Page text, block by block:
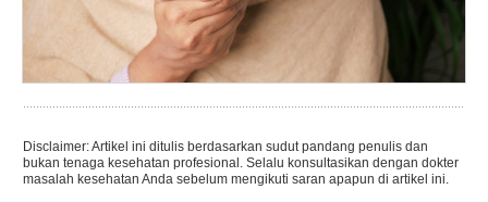
Disclaimer: Artikel ini ditulis berdasarkan sudut pandang penulis dan
bukan tenaga kesehatan profesional. Selalu konsultasikan dengan dokter
masalah kesehatan Anda sebelum mengikuti saran apapun di artikel ini.